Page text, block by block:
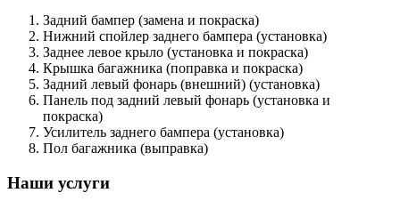
Задний бампер (замена и покраска)
Нижний спойлер заднего бампера (установка)
Заднее левое крыло (установка и покраска)
Крышка багажника (поправка и покраска)
Задний левый фонарь (внешний) (установка)
Панель под задний левый фонарь (установка и
покраска)
Усилитель заднего бампера (установка)
Пол багажника (выправка)
Наши услуги